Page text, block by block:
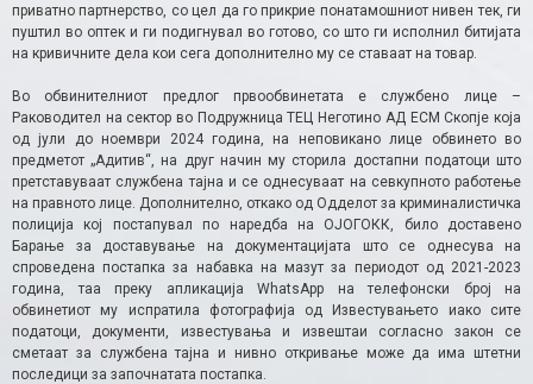
приватно партнерство, со цел да го прикрие понатамошниот нивен тек, ги
пуштил во оптек и ги подигнувал во готово, со што ги исполнил битијата
на кривичните дела кои сега дополнително му се ставаат на товар.
Во обвинителниот предлог првообвинетата е службено лице –
Раководител на сектор во Подружница ТЕЦ Неготино АД ЕСМ Скопје која
од јули до ноември 2024 година, на неповикано лице обвинето во
предметот „Адитив“, на друг начин му сторила достапни податоци што
претставуваат службена тајна и се однесуваат на севкупното работење
на правното лице. Дополнително, откако од Одделот за криминалистичка
полиција кој постапувал по наредба на ОЈОГОКК, било доставено
Барање за доставување на документацијата што се однесува на
спроведена постапка за набавка на мазут за периодот од 2021-2023
година, таа преку апликација WhatsApp на телефонски број на
обвинетиот му испратила фотографија од Известувањето иако сите
податоци, документи, известувања и извештаи согласно закон се
сметаат за службена тајна и нивно откривање може да има штетни
последици за започнатата постапка.